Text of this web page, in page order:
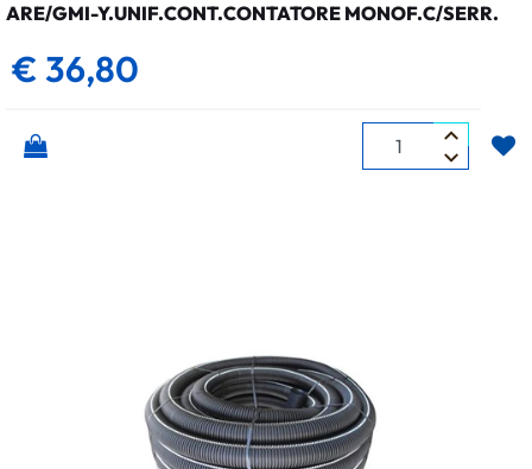
ARE/GMI-Y.UNIF.CONT.CONTATORE MONOF.C/SERR.
€ 36,80
Quantità